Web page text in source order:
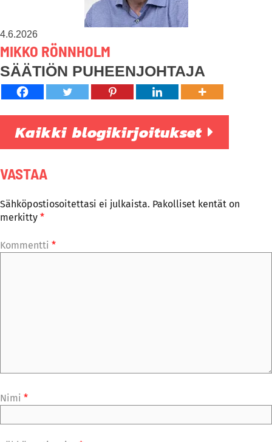
4.6.2026
MIKKO RÖNNHOLM
SÄÄTIÖN PUHEENJOHTAJA
Kaikki blogikirjoitukset
VASTAA
Sähköpostiosoitettasi ei julkaista. Pakolliset kentät on
merkitty *
Kommentti *
Nimi *